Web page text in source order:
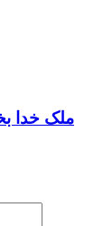
ملک خدا